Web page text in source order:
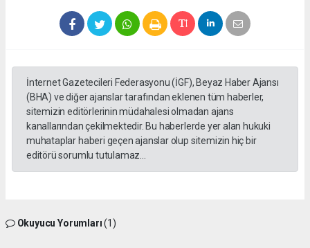
İnternet Gazetecileri Federasyonu (İGF), Beyaz Haber Ajansı
(BHA) ve diğer ajanslar tarafından eklenen tüm haberler,
sitemizin editörlerinin müdahalesi olmadan ajans
kanallarından çekilmektedir. Bu haberlerde yer alan hukuki
muhataplar haberi geçen ajanslar olup sitemizin hiç bir
editörü sorumlu tutulamaz...
Okuyucu Yorumları(1)